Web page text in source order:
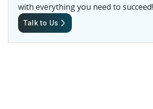
with everything you need to succeed!
Talk to Us